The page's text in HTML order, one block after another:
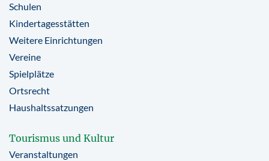
Schulen
Kindertagesstätten
Weitere Einrichtungen
Vereine
Spielplätze
Ortsrecht
Haushaltssatzungen
Tourismus und Kultur
Veranstaltungen